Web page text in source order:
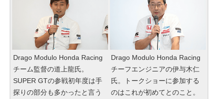
Drago Modulo Honda Racing
チーム監督の道上龍氏。
SUPER GTの参戦初年度は手
探りの部分も多かったと言う
Drago Modulo Honda Racing
チーフエンジニアの伊与木仁
氏。トークショーに参加する
のはこれが初めてとのこと。